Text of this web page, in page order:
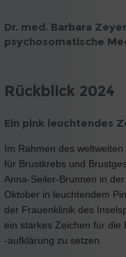
Dr. med. Barbara
psychosomatische
Rückblick 2024
Ein pink leuchtendes
Im Rahmen des
für Brustkrebs und
Anna-Seiler-Brunnen in
Oktober in leuchtendem
der Frauenklinik des
ein starkes Zeichen für die
-aufklärung zu setzen.